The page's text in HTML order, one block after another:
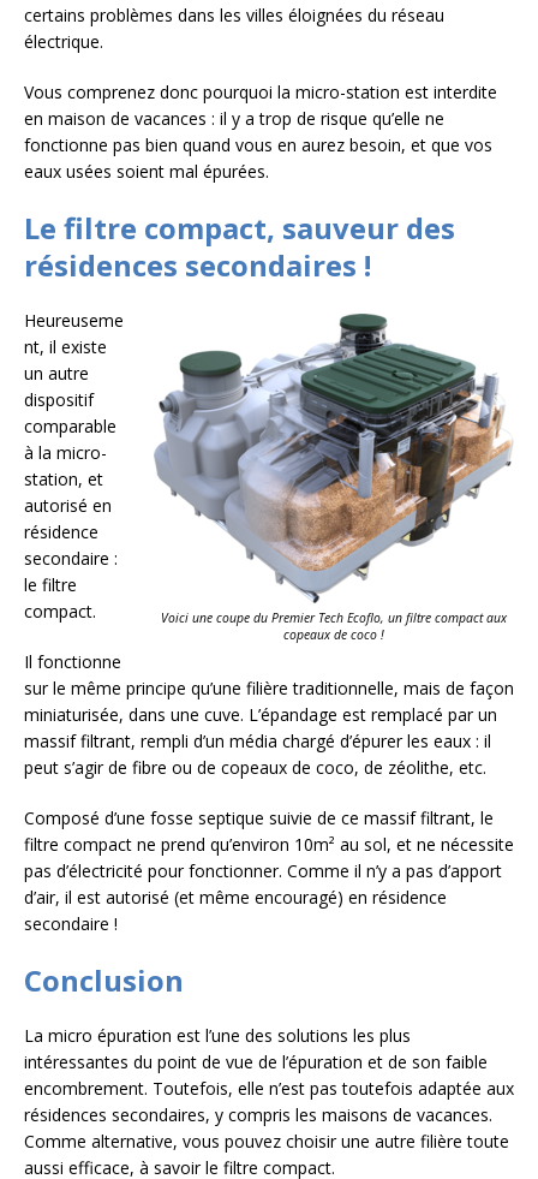
certains problèmes dans les villes éloignées du réseau
électrique.
Vous comprenez donc pourquoi la micro-station est interdite
en maison de vacances : il y a trop de risque qu’elle ne
fonctionne pas bien quand vous en aurez besoin, et que vos
eaux usées soient mal épurées.
Le filtre compact, sauveur des
résidences secondaires !
Voici une coupe du Premier Tech Ecoflo, un filtre compact aux
copeaux de coco !
Heureuseme
nt, il existe
un autre
dispositif
comparable
à la micro-
station, et
autorisé en
résidence
secondaire :
le filtre
compact.
Il fonctionne
sur le même principe qu’une filière traditionnelle, mais de façon
miniaturisée, dans une cuve. L’épandage est remplacé par un
massif filtrant, rempli d’un média chargé d’épurer les eaux : il
peut s’agir de fibre ou de copeaux de coco, de zéolithe, etc.
Composé d’une fosse septique suivie de ce massif filtrant, le
filtre compact ne prend qu’environ 10m² au sol, et ne nécessite
pas d’électricité pour fonctionner. Comme il n’y a pas d’apport
d’air, il est autorisé (et même encouragé) en résidence
secondaire !
Conclusion
La micro épuration est l’une des solutions les plus
intéressantes du point de vue de l’épuration et de son faible
encombrement. Toutefois, elle n’est pas toutefois adaptée aux
résidences secondaires, y compris les maisons de vacances.
Comme alternative, vous pouvez choisir une autre filière toute
aussi efficace, à savoir le filtre compact.